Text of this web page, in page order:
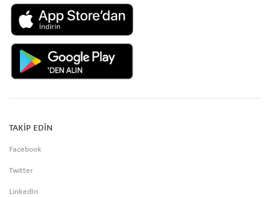
TAKİP EDİN
Facebook
Twitter
LinkedIn